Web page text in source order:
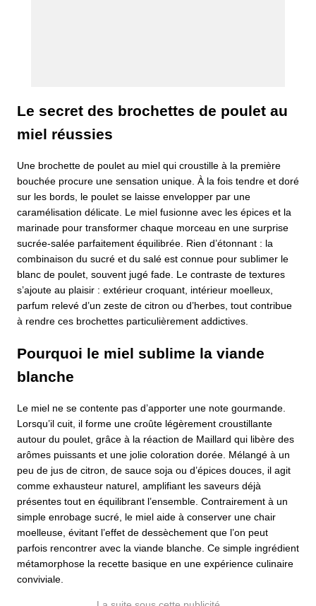
Le secret des brochettes de poulet au
miel réussies
Une brochette de poulet au miel qui croustille à la première
bouchée procure une sensation unique. À la fois tendre et doré
sur les bords, le poulet se laisse envelopper par une
caramélisation délicate. Le miel fusionne avec les épices et la
marinade pour transformer chaque morceau en une surprise
sucrée-salée parfaitement équilibrée. Rien d’étonnant : la
combinaison du sucré et du salé est connue pour sublimer le
blanc de poulet, souvent jugé fade. Le contraste de textures
s’ajoute au plaisir : extérieur croquant, intérieur moelleux,
parfum relevé d’un zeste de citron ou d’herbes, tout contribue
à rendre ces brochettes particulièrement addictives.
Pourquoi le miel sublime la viande
blanche
Le miel ne se contente pas d’apporter une note gourmande.
Lorsqu’il cuit, il forme une croûte légèrement croustillante
autour du poulet, grâce à la réaction de Maillard qui libère des
arômes puissants et une jolie coloration dorée. Mélangé à un
peu de jus de citron, de sauce soja ou d’épices douces, il agit
comme exhausteur naturel, amplifiant les saveurs déjà
présentes tout en équilibrant l’ensemble. Contrairement à un
simple enrobage sucré, le miel aide à conserver une chair
moelleuse, évitant l’effet de dessèchement que l’on peut
parfois rencontrer avec la viande blanche. Ce simple ingrédient
métamorphose la recette basique en une expérience culinaire
conviviale.